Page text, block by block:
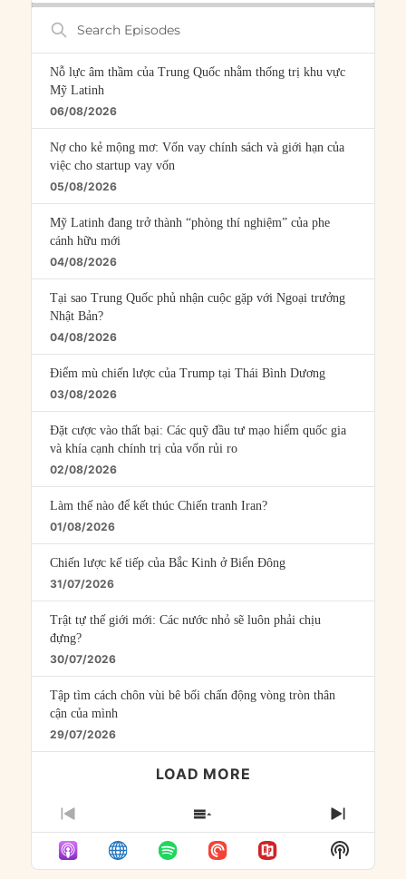
Search
Episodes
Nỗ lực âm thầm của Trung Quốc nhằm thống trị khu vực
Mỹ Latinh
06/08/2026
Nợ cho kẻ mộng mơ: Vốn vay chính sách và giới hạn của
việc cho startup vay vốn
05/08/2026
Mỹ Latinh đang trở thành “phòng thí nghiệm” của phe
cánh hữu mới
04/08/2026
Tại sao Trung Quốc phủ nhận cuộc gặp với Ngoại trưởng
Nhật Bản?
04/08/2026
Điểm mù chiến lược của Trump tại Thái Bình Dương
03/08/2026
Đặt cược vào thất bại: Các quỹ đầu tư mạo hiểm quốc gia
và khía cạnh chính trị của vốn rủi ro
02/08/2026
Làm thế nào để kết thúc Chiến tranh Iran?
01/08/2026
Chiến lược kế tiếp của Bắc Kinh ở Biển Đông
31/07/2026
Trật tự thế giới mới: Các nước nhỏ sẽ luôn phải chịu
đựng?
30/07/2026
Tập tìm cách chôn vùi bê bối chấn động vòng tròn thân
cận của mình
29/07/2026
LOAD MORE
PREVIOUS
EPISODE
SHOW
EPISODES
LIST
NEXT
Show
Podcast